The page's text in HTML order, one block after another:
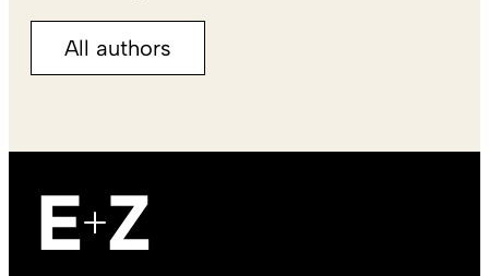
All authors